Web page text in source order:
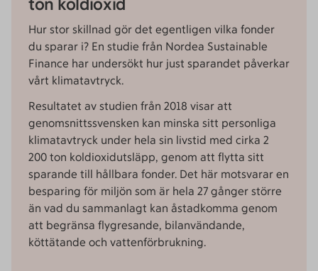
Hur stor skillnad gör det egentligen vilka fonder
du sparar i? En studie från Nordea Sustainable
Finance har undersökt hur just sparandet påverkar
vårt klimatavtryck.
Resultatet av studien från 2018 visar att
genomsnittssvensken kan minska sitt personliga
klimatavtryck under hela sin livstid med cirka 2
200 ton koldioxidutsläpp, genom att flytta sitt
sparande till hållbara fonder. Det här motsvarar en
besparing för miljön som är hela 27 gånger större
än vad du sammanlagt kan åstadkomma genom
att begränsa flygresande, bilanvändande,
köttätande och vattenförbrukning.